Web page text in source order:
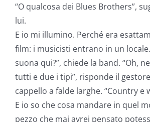
“O qualcosa dei Blues Brothers”,
lui.
E io mi illumino. Perché era
film: i musicisti entrano in un
suona qui?”, chiede la band. “Oh,
tutti e due i tipi”, risponde il
cappello a falde larghe. “Country e
E io so che cosa mandare in quel
pezzo che mai avrei pensato